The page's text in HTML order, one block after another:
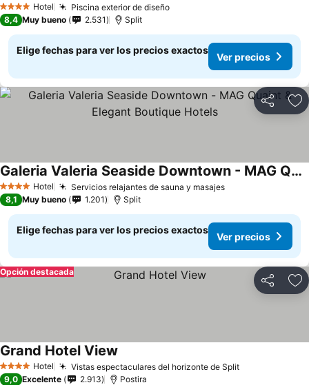
4 EstrellasHotel Piscina exterior de diseño
8,4 Muy bueno 2.531 Split
Elige fechas para ver los precios exactos
Ver precios
Compartir
4 EstrellasHotel Servicios relajantes de sauna y masajes
Galeria Valeria Seaside Downtown - MAG Quaint & Elegant Boutique Hotels
8,1 Muy bueno 1.201 Split
Elige fechas para ver los precios exactos
Ver precios
Compartir
Opción destacada
4 EstrellasHotel Vistas espectaculares del horizonte de Split
Grand Hotel View
9,0 Excelente 2.913 Postira